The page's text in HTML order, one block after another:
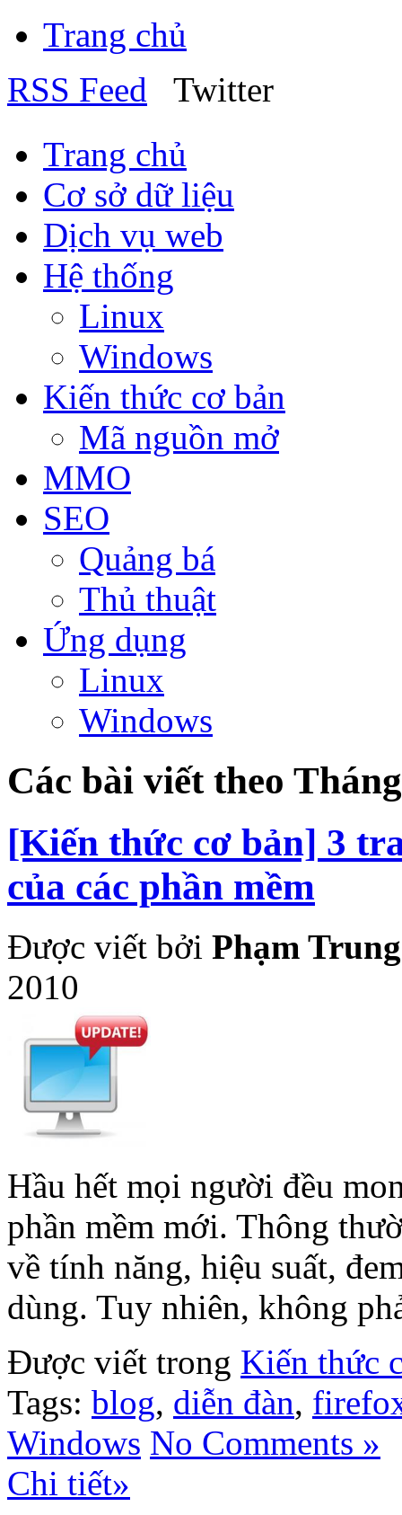
Trang chủ
RSS Feed Twitter
Trang chủ
Cơ sở dữ liệu
Dịch vụ web
Hệ thống
Linux
Windows
Kiến thức cơ bản
Mã nguồn mở
MMO
SEO
Quảng bá
Thủ thuật
Ứng dụng
Linux
Windows
Các bài viết theo
[Kiến thức cơ bản] 3
của các phần mềm
Được viết bởi Phạm
2010
Hầu hết mọi người đều
phần mềm mới. Thông
về tính năng, hiệu suất,
dùng. Tuy nhiên, không
Được viết trong Kiến thức
Tags: blog, diễn đàn,
Windows No Comments »
Chi tiết»